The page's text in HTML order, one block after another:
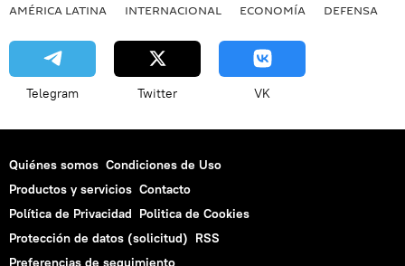
AMÉRICA LATINA INTERNACIONAL ECONOMÍA DEFENSA
Telegram Twitter VK
Quiénes somos Condiciones de Uso
Productos y servicios Contacto
Política de Privacidad Politica de Cookies
Protección de datos (solicitud) RSS
Preferencias de seguimiento